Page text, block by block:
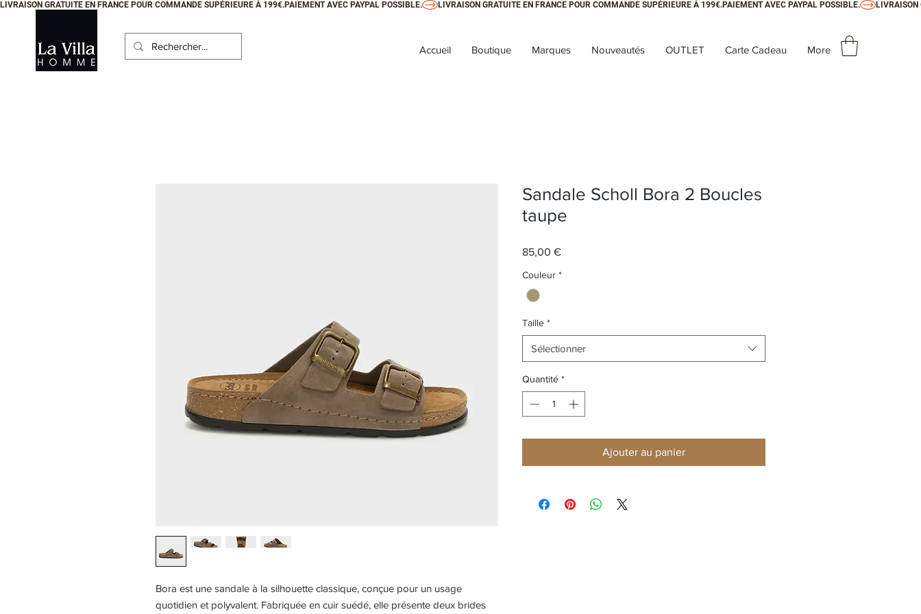
Accueil Boutique Marques Nouveautés OUTLET Carte Cadeau More
LIVRAISON GRATUITE EN FRANCE POUR COMMANDE SUPÉRIEURE À 199€.PAIEMENT AVEC PAYPAL POSSIBLE.
Bora est une sandale à la silhouette classique, conçue pour un usage
quotidien et polyvalent. Fabriquée en cuir suédé, elle présente deux brides
Sandale Scholl Bora 2 Boucles
taupe
85,00 €Prix
Couleur *
Taille *
Sélectionner
Quantité *
Ajouter au panier